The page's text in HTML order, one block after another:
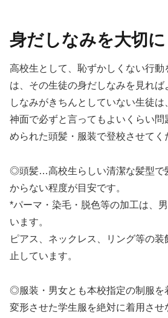
身だしなみを大切
高校生として、恥ずかしくない行
は、その生徒の身だしなみを見れ
しなみがきちんとしていない生徒
神面で必ずと言ってもよいくらい
められた頭髪・服装で登校させてく
◎頭髪…高校生らしい清潔な髪型で
からない程度が目安です。
*パーマ ・ 染毛 ・ 脱色等の加工は
います。
ピアス
、ネックレス 、リング等の装
止しています。
◎服装・ 男女とも本校指定の制服を
変形させた学生服を絶対に着用させ